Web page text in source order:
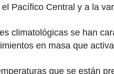
Pacífico Central y a la
climatológicas se han
en masa que
que se están